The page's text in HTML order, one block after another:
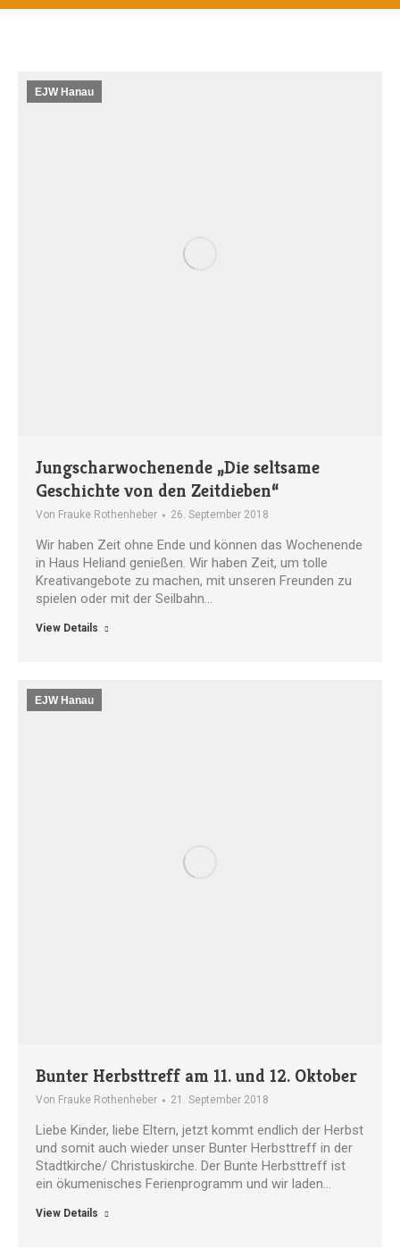
EJW Hanau
Jungscharwochenende „Die seltsame
Geschichte von den Zeitdieben“
Von Frauke Rothenheber 26. September 2018
Wir haben Zeit ohne Ende und können das Wochenende
in Haus Heliand genießen. Wir haben Zeit, um tolle
Kreativangebote zu machen, mit unseren Freunden zu
spielen oder mit der Seilbahn…
View Details
EJW Hanau
Bunter Herbsttreff am 11. und 12. Oktober
Von Frauke Rothenheber 21. September 2018
Liebe Kinder, liebe Eltern, jetzt kommt endlich der Herbst
und somit auch wieder unser Bunter Herbsttreff in der
Stadtkirche/ Christuskirche. Der Bunte Herbsttreff ist
ein ökumenisches Ferienprogramm und wir laden…
View Details